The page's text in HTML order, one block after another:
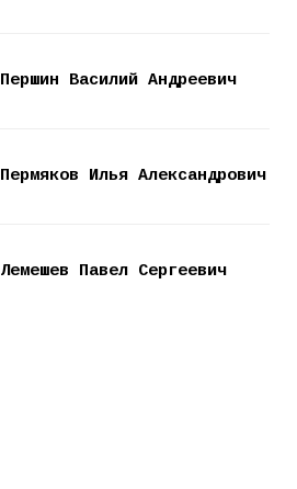
Першин Василий Андреевич
Пермяков Илья Александрович
Лемешев Павел Сергеевич